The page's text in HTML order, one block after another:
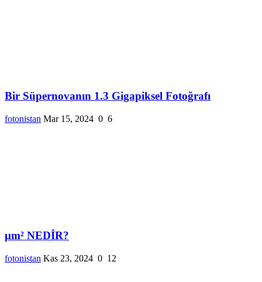
Bir Süpernovanın 1.3 Gigapiksel Fotoğrafı
fotonistan Mar 15, 2024 0 6
µm² NEDİR?
fotonistan Kas 23, 2024 0 12